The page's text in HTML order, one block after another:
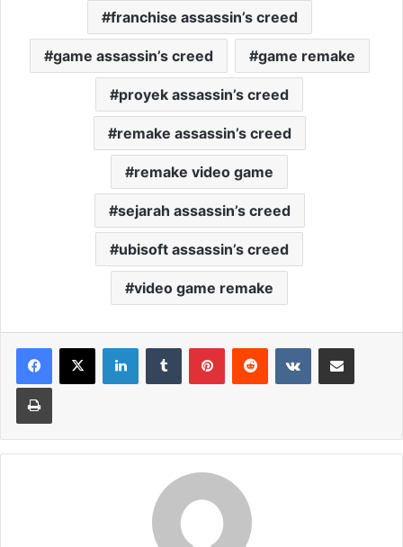
franchise assassin’s creed
game assassin’s creed game remake
proyek assassin’s creed
remake assassin’s creed
remake video game
sejarah assassin’s creed
ubisoft assassin’s creed
video game remake
LinkedInTumblr PinterestReddit VKontakteShare via Email
Print